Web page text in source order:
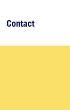
Contact